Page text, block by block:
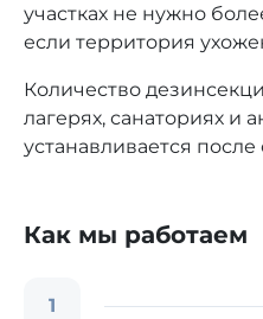
участках не нужно
если территория
Количество
лагерях, санаториях и
устанавливается
Как мы работаем
1